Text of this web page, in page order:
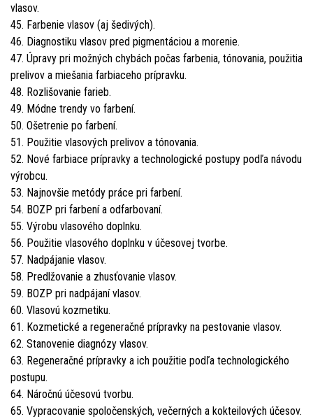
vlasov.
45. Farbenie vlasov (aj šedivých).
46. Diagnostiku vlasov pred pigmentáciou a morenie.
47. Úpravy pri možných chybách počas farbenia, tónovania, použitia
prelivov a miešania farbiaceho prípravku.
48. Rozlišovanie farieb.
49. Módne trendy vo farbení.
50. Ošetrenie po farbení.
51. Použitie vlasových prelivov a tónovania.
52. Nové farbiace prípravky a technologické postupy podľa návodu
výrobcu.
53. Najnovšie metódy práce pri farbení.
54. BOZP pri farbení a odfarbovaní.
55. Výrobu vlasového doplnku.
56. Použitie vlasového doplnku v účesovej tvorbe.
57. Nadpájanie vlasov.
58. Predlžovanie a zhusťovanie vlasov.
59. BOZP pri nadpájaní vlasov.
60. Vlasovú kozmetiku.
61. Kozmetické a regeneračné prípravky na pestovanie vlasov.
62. Stanovenie diagnózy vlasov.
63. Regeneračné prípravky a ich použitie podľa technologického
postupu.
64. Náročnú účesovú tvorbu.
65. Vypracovanie spoločenských, večerných a kokteilových účesov.